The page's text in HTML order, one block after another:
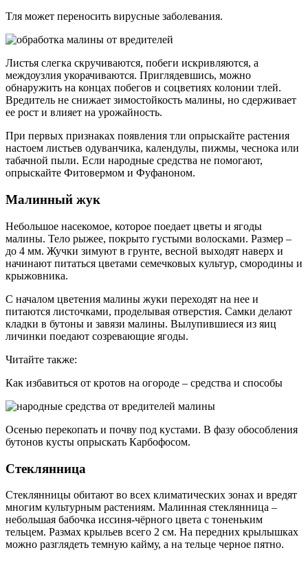
Тля может переносить вирусные заболевания.
Листья слегка скручиваются, побеги искривляются, а
междоузлия укорачиваются. Приглядевшись, можно
обнаружить на концах побегов и соцветиях колонии тлей.
Вредитель не снижает зимостойкость малины, но сдерживает
ее рост и влияет на урожайность.
При первых признаках появления тли опрыскайте растения
настоем листьев одуванчика, календулы, пижмы, чеснока или
табачной пыли. Если народные средства не помогают,
опрыскайте Фитовермом и Фуфаноном.
Малинный жук
Небольшое насекомое, которое поедает цветы и ягоды
малины. Тело рыжее, покрыто густыми волосками. Размер –
до 4 мм. Жучки зимуют в грунте, весной выходят наверх и
начинают питаться цветами семечковых культур, смородины и
крыжовника.
С началом цветения малины жуки переходят на нее и
питаются листочками, проделывая отверстия. Самки делают
кладки в бутоны и завязи малины. Вылупившиеся из яиц
личинки поедают созревающие ягоды.
Читайте также:
Как избавиться от кротов на огороде – средства и способы
Осенью перекопать и почву под кустами. В фазу обособления
бутонов кусты опрыскать Карбофосом.
Стеклянница
Стеклянницы обитают во всех климатических зонах и вредят
многим культурным растениям. Малинная стеклянница –
небольшая бабочка иссиня-чёрного цвета с тоненьким
тельцем. Размах крыльев всего 2 см. На передних крылышках
можно разглядеть темную кайму, а на тельце черное пятно.